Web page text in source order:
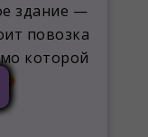
здание —
повозка
которой